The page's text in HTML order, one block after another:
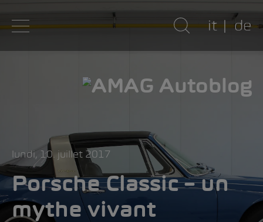
it de
lundi, 10. juillet 2017
Porsche Classic – un
mythe vivant